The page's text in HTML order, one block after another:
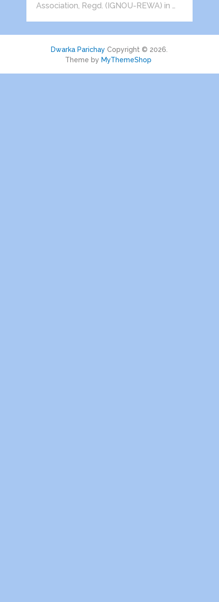
Association, Regd. (IGNOU-REWA) in …
Dwarka Parichay Copyright © 2026.
Theme by MyThemeShop